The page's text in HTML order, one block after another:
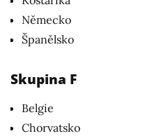
Německo
Španělsko
Skupina F
Belgie
Chorvatsko